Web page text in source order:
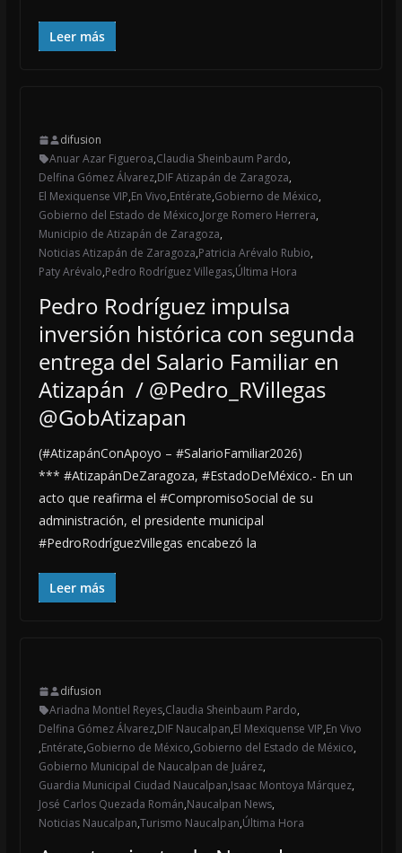
Leer más
difusion
Anuar Azar Figueroa,Claudia Sheinbaum Pardo,
Delfina Gómez Álvarez,DIF Atizapán de Zaragoza,
El Mexiquense VIP,En Vivo,Entérate,Gobierno de México,
Gobierno del Estado de México,Jorge Romero Herrera,
Municipio de Atizapán de Zaragoza,
Noticias Atizapán de Zaragoza,Patricia Arévalo Rubio,
Paty Arévalo,Pedro Rodríguez Villegas,Última Hora
Pedro Rodríguez impulsa
inversión histórica con segunda
entrega del Salario Familiar en
Atizapán / @Pedro_RVillegas
@GobAtizapan
(#AtizapánConApoyo – #SalarioFamiliar2026)
*** #AtizapánDeZaragoza, #EstadoDeMéxico.- En un
acto que reafirma el #CompromisoSocial de su
administración, el presidente municipal
#PedroRodríguezVillegas encabezó la
Leer más
difusion
Ariadna Montiel Reyes,Claudia Sheinbaum Pardo,
Delfina Gómez Álvarez,DIF Naucalpan,El Mexiquense VIP,En Vivo
,Entérate,Gobierno de México,Gobierno del Estado de México,
Gobierno Municipal de Naucalpan de Juárez,
Guardia Municipal Ciudad Naucalpan,Isaac Montoya Márquez,
José Carlos Quezada Román,Naucalpan News,
Noticias Naucalpan,Turismo Naucalpan,Última Hora